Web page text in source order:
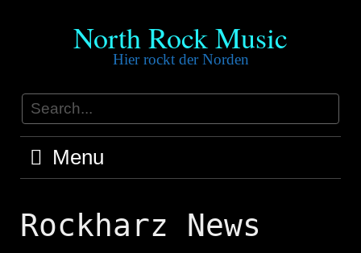
North Rock Music
Hier rockt der Norden
Menu
Rockharz News